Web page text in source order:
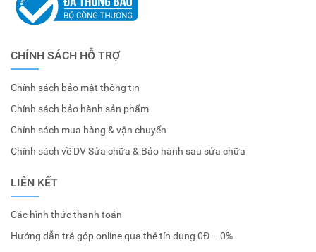
CHÍNH SÁCH HỖ TRỢ
Chính sách bảo mật thông tin
Chính sách bảo hành sản phẩm
Chính sách mua hàng & vận chuyển
Chính sách về DV Sửa chữa & Bảo hành sau sửa chữa
LIÊN KẾT
Các hình thức thanh toán
Hướng dẫn trả góp online qua thẻ tín dụng 0Đ – 0%